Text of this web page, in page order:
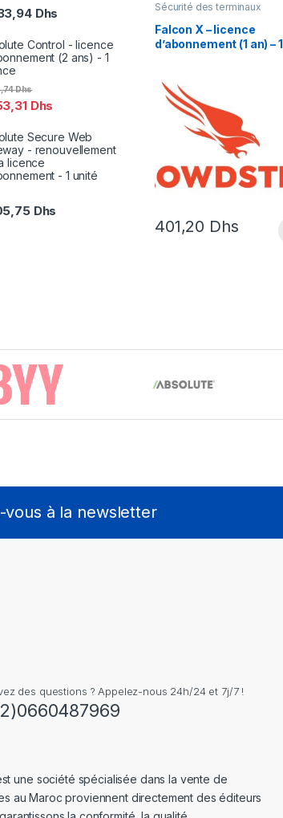
Sécurité des terminaux
Falcon X – licence
d’abonnement (1 an) – 1
401,20 Dhs
Dhs
Control - licence
(2 ans) - 1
Dhs
Dhs
Secure Web
- renouvellement
licence
- 1 unité
Dhs
vous à la newsletter
des questions ? Appelez-nous 24h/24 et 7j/7 !
une société spécialisée dans la vente de
au Maroc proviennent directement des éditeurs